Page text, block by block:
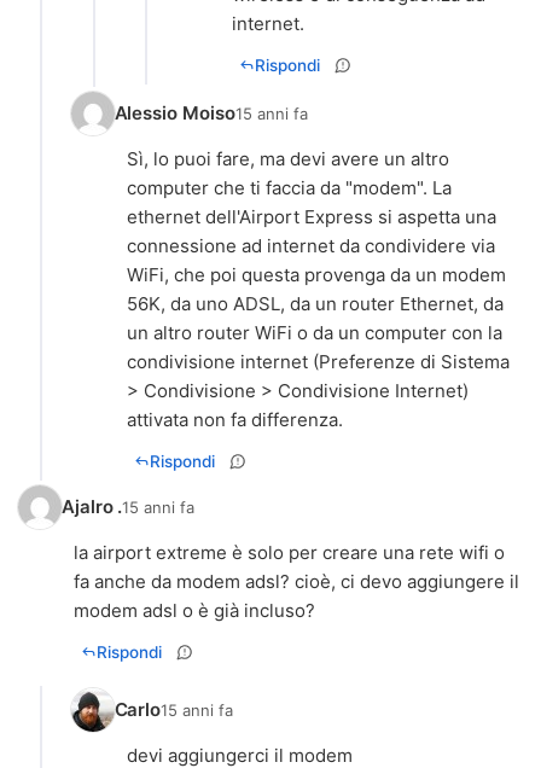
internet.
Rispondi
Alessio Moiso15 anni fa
Sì, lo puoi fare, ma devi avere un altro
computer che ti faccia da "modem". La
ethernet dell'Airport Express si aspetta una
connessione ad internet da condividere via
WiFi, che poi questa provenga da un modem
56K, da uno ADSL, da un router Ethernet, da
un altro router WiFi o da un computer con la
condivisione internet (Preferenze di Sistema
> Condivisione > Condivisione Internet)
attivata non fa differenza.
Rispondi
Ajalro .15 anni fa
la airport extreme è solo per creare una rete wifi o
fa anche da modem adsl? cioè, ci devo aggiungere il
modem adsl o è già incluso?
Rispondi
Carlo15 anni fa
devi aggiungerci il modem